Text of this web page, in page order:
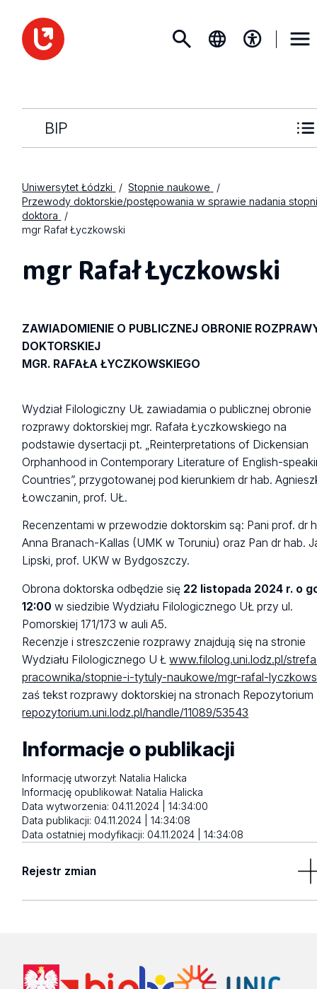
BIP
Uniwersytet Łódzki
Stopnie naukowe
Przewody doktorskie/postępowania w sprawie nadania
doktora
mgr Rafał Łyczkowski
mgr Rafał Łyczkowski
ZAWIADOMIENIE O PUBLICZNEJ OBRONIE
DOKTORSKIEJ
MGR. RAFAŁA ŁYCZKOWSKIEGO
Wydział Filologiczny UŁ zawiadamia o publicznej obronie
rozprawy doktorskiej mgr. Rafała Łyczkowskiego na
podstawie dysertacji pt. „Reinterpretations of Dickensian
Orphanhood in Contemporary Literature of English-
Countries”, przygotowanej pod kierunkiem dr hab.
Łowczanin, prof. UŁ.
Recenzentami w przewodzie doktorskim są: Pani prof. dr
Anna Branach-Kallas (UMK w Toruniu) oraz Pan dr hab.
Lipski, prof. UKW w Bydgoszczy.
Obrona doktorska odbędzie się 22 listopada 2024 r. o
12:00 w siedzibie Wydziału Filologicznego UŁ przy ul.
Pomorskiej 171/173 w auli A5.
Recenzje i streszczenie rozprawy znajdują się na stronie
Wydziału Filologicznego U Łwww.filolog.uni.lodz.pl/
pracownika/stopnie-i-tytuly-naukowe/mgr-rafal-
zaś tekst rozprawy doktorskiej na stronach Repozytorium
repozytorium.uni.lodz.pl/handle/11089/53543
Informacje o publikacji
Informację utworzył: Natalia Halicka
Informację opublikował: Natalia Halicka
Data wytworzenia:04.11.2024 | 14:34:00
Data publikacji:04.11.2024 | 14:34:08
Data ostatniej modyfikacji:04.11.2024 | 14:34:08
Rejestr zmian